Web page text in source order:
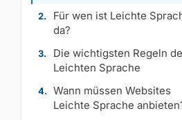
Für wen ist Leichte
da?
Die wichtigsten Regeln
Leichten Sprache
Wann müssen Websites
Leichte Sprache